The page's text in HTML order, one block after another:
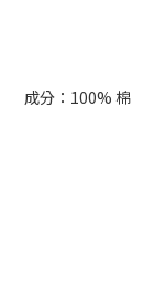
成分：100% 棉